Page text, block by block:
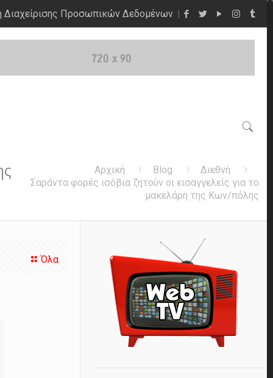
Διαχείρισης Προσωπικών Δεδομένων
Αρχική Blog
Διεθνή
Σαράντα φορές ισόβια ζητούν οι εισαγγελείς για το
μακελάρη της Κων/πόλης
Όλα